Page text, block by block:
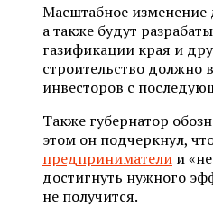
Масштабное изменение
а также будут
газификации края и
строительство должно
инвесторов с
Также губернатор
этом он подчеркнул,
предприниматели и
достигнуть нужного
не получится.